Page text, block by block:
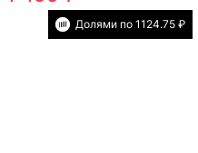
Долями по 1124.75 ₽